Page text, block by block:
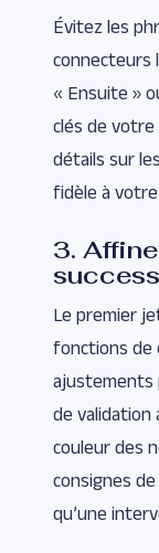
Évitez les
connecteurs
« Ensuite »
clés de votre
détails sur
fidèle à votre
3.
Le premier
fonctions de
ajustements
de validation
couleur des
consignes
qu’une